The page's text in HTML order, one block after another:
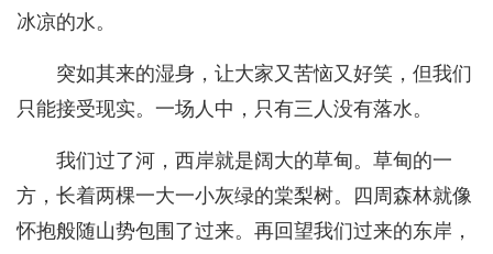
冰凉的水。
突如其来的湿身，让大家又苦恼又好笑，但我们
只能接受现实。一场人中，只有三人没有落水。
我们过了河，西岸就是阔大的草甸。草甸的一
方，长着两棵一大一小灰绿的棠梨树。四周森林就像
怀抱般随山势包围了过来。再回望我们过来的东岸，